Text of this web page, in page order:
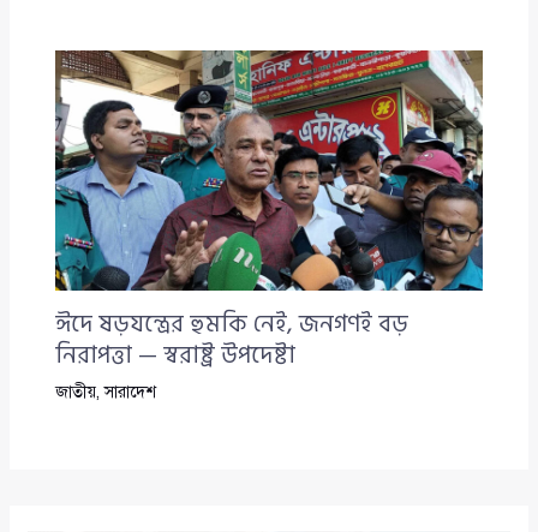
ঈদে ষড়যন্ত্রের হুমকি নেই, জনগণই বড়
নিরাপত্তা — স্বরাষ্ট্র উপদেষ্টা
জাতীয়,সারাদেশ